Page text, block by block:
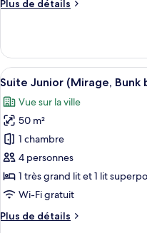
familiale
Sea
view,
Bunk
beds)
Plus de détails
Chambre
familiale
(Mirage,
Sea
view,
Bunk
beds)
Afficher
toutes
les
photos
pour
ce
type
de
chambre :
Suite
9
Suite Junior (Mirage, Bunk
Vue sur la ville
50 m²
1 chambre
4 personnes
1 très grand lit et 1 lit
Wi-Fi gratuit
Plus de détails
Plus